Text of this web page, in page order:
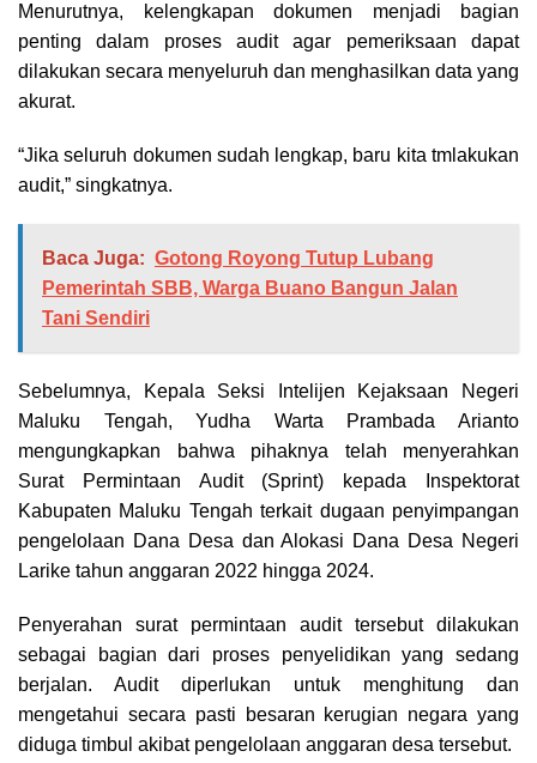
Menurutnya, kelengkapan dokumen menjadi bagian
penting dalam proses audit agar pemeriksaan dapat
dilakukan secara menyeluruh dan menghasilkan data yang
akurat.
“Jika seluruh dokumen sudah lengkap, baru kita tmlakukan
audit,” singkatnya.
Baca Juga: Gotong Royong Tutup Lubang
Pemerintah SBB, Warga Buano Bangun Jalan
Tani Sendiri
Sebelumnya, Kepala Seksi Intelijen Kejaksaan Negeri
Maluku Tengah, Yudha Warta Prambada Arianto
mengungkapkan bahwa pihaknya telah menyerahkan
Surat Permintaan Audit (Sprint) kepada Inspektorat
Kabupaten Maluku Tengah terkait dugaan penyimpangan
pengelolaan Dana Desa dan Alokasi Dana Desa Negeri
Larike tahun anggaran 2022 hingga 2024.
Penyerahan surat permintaan audit tersebut dilakukan
sebagai bagian dari proses penyelidikan yang sedang
berjalan. Audit diperlukan untuk menghitung dan
mengetahui secara pasti besaran kerugian negara yang
diduga timbul akibat pengelolaan anggaran desa tersebut.